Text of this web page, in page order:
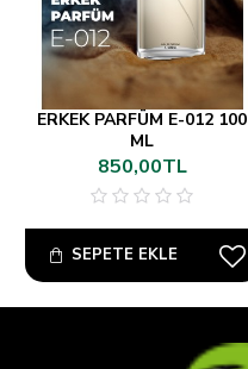
ERKEK PARFÜM E-012 100
ML
850,00TL
SEPETE EKLE